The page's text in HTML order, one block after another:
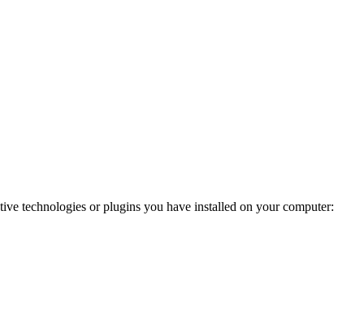
technologies or plugins you have installed on your computer: